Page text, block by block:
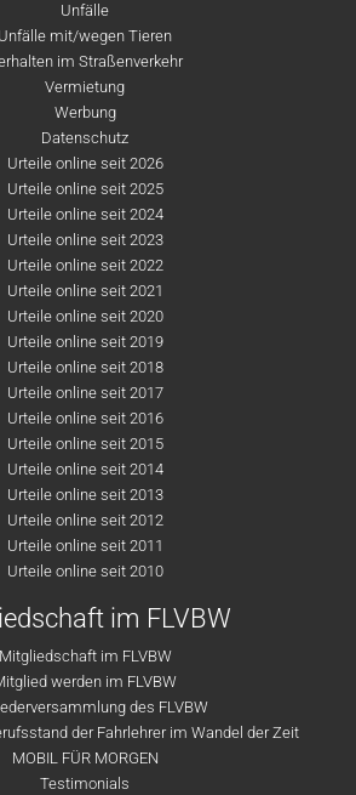
Unfälle
Unfälle mit/wegen Tieren
im Straßenverkehr
Vermietung
Werbung
Datenschutz
Urteile online seit 2026
Urteile online seit 2025
Urteile online seit 2024
Urteile online seit 2023
Urteile online seit 2022
Urteile online seit 2021
Urteile online seit 2020
Urteile online seit 2019
Urteile online seit 2018
Urteile online seit 2017
Urteile online seit 2016
Urteile online seit 2015
Urteile online seit 2014
Urteile online seit 2013
Urteile online seit 2012
Urteile online seit 2011
Urteile online seit 2010
im FLVBW
Mitgliedschaft im FLVBW
werden im FLVBW
des FLVBW
der Fahrlehrer im Wandel der Zeit
MOBIL FÜR MORGEN
Testimonials